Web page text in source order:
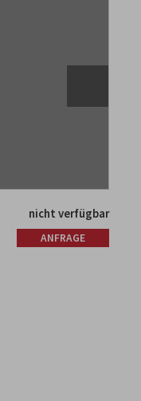
nicht verfügbar
ANFRAGE